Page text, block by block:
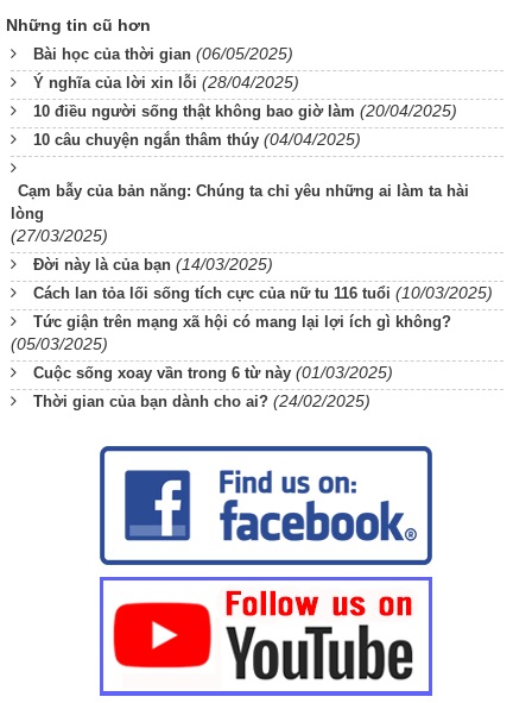
Những tin cũ hơn
Bài học của thời gian (06/05/2025)
Ý nghĩa của lời xin lỗi (28/04/2025)
10 điều người sống thật không bao giờ làm (20/04/2025)
10 câu chuyện ngắn thâm thúy (04/04/2025)
Cạm bẫy của bản năng: Chúng ta chỉ yêu những ai làm ta hài
lòng
(27/03/2025)
Đời này là của bạn (14/03/2025)
Cách lan tỏa lối sống tích cực của nữ tu 116 tuổi (10/03/2025)
Tức giận trên mạng xã hội có mang lại lợi ích gì không?
(05/03/2025)
Cuộc sống xoay vần trong 6 từ này (01/03/2025)
Thời gian của bạn dành cho ai? (24/02/2025)